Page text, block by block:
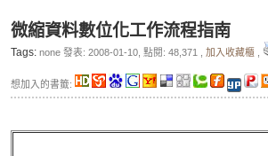
微縮資料數位化工作流程指南
Tags: none 發表: 2008-01-10, 點閱: 48,371 , 加入收藏櫃
想加入的書籤: